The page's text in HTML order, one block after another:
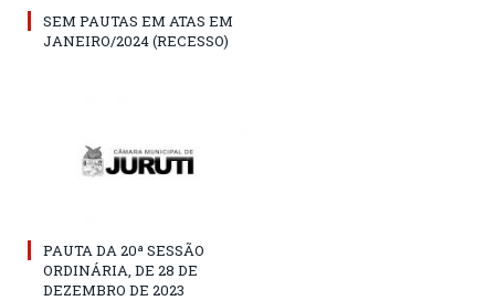
SEM PAUTAS EM ATAS EM
JANEIRO/2024 (RECESSO)
PAUTA DA 20ª SESSÃO
ORDINÁRIA, DE 28 DE
DEZEMBRO DE 2023